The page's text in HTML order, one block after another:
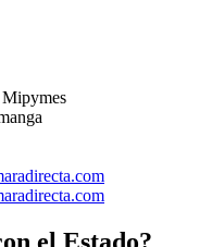
el Estado?